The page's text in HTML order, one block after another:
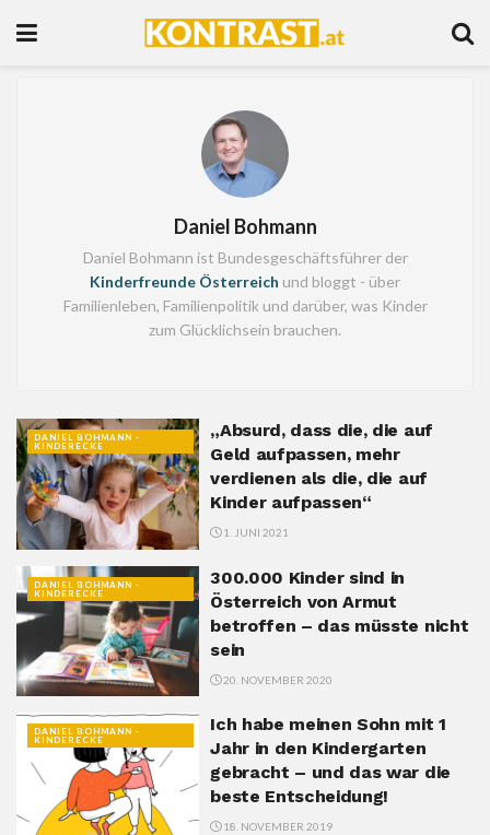
Daniel Bohmann
Daniel Bohmann ist Bundesgeschäftsführer der
Kinderfreunde Österreich und bloggt - über
Familienleben, Familienpolitik und darüber, was Kinder
zum Glücklichsein brauchen.
DANIEL BOHMANN -
KINDERECKE
„Absurd, dass die, die auf
Geld aufpassen, mehr
verdienen als die, die auf
Kinder aufpassen“
1. JUNI 2021
DANIEL BOHMANN -
KINDERECKE
300.000 Kinder sind in
Österreich von Armut
betroffen – das müsste nicht
sein
20. NOVEMBER 2020
DANIEL BOHMANN -
KINDERECKE
Ich habe meinen Sohn mit 1
Jahr in den Kindergarten
gebracht – und das war die
beste Entscheidung!
18. NOVEMBER 2019